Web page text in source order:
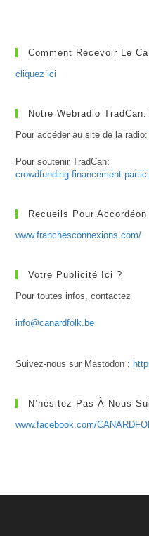
Comment Recevoir Le
cliquez ici
Notre Webradio
Pour accéder au site de la
Pour soutenir TradCan:
crowdfunding-financement
Recueils Pour
www.franchesconnexions.com/
Votre Publicité Ici ?
Pour toutes infos, contactez
info@canardfolk.be
Suivez-nous sur Mastodon :
N’hésitez-Pas À Nous
www.facebook.com/